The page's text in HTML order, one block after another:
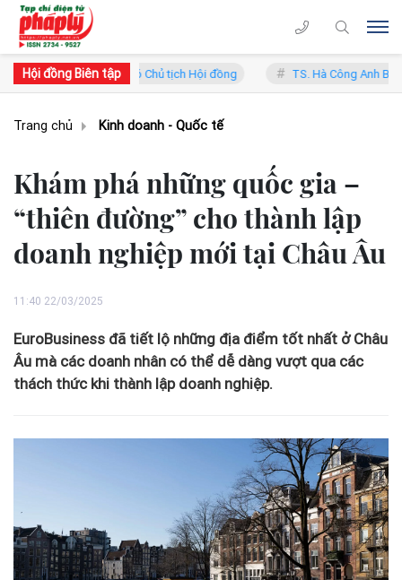
Hội đồng Biên tập
Lý - Phó Chủ tịch Hội đồng TS. Hà Công Anh Bảo - Phó Chủ
Trang chủ Kinh doanh - Quốc tế
Khám phá những quốc gia –
“thiên đường” cho thành lập
doanh nghiệp mới tại Châu Âu
11:40 22/03/2025
EuroBusiness đã tiết lộ những địa điểm tốt nhất ở Châu
Âu mà các doanh nhân có thể dễ dàng vượt qua các
thách thức khi thành lập doanh nghiệp.